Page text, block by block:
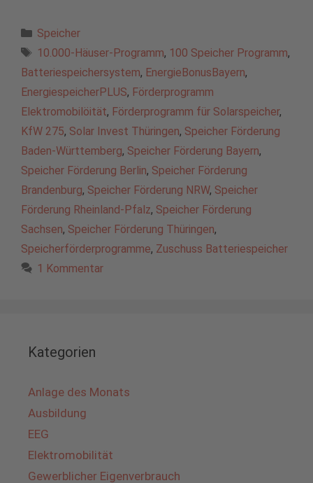
Kategorien
Speicher
Schlagwörter
10.000-Häuser-Programm, 100 Speicher Programm,
Batteriespeichersystem, EnergieBonusBayern,
EnergiespeicherPLUS, Förderprogramm
Elektromobilöität, Förderprogramm für Solarspeicher,
KfW 275, Solar Invest Thüringen, Speicher Förderung
Baden-Württemberg, Speicher Förderung Bayern,
Speicher Förderung Berlin, Speicher Förderung
Brandenburg, Speicher Förderung NRW, Speicher
Förderung Rheinland-Pfalz, Speicher Förderung
Sachsen, Speicher Förderung Thüringen,
Speicherförderprogramme, Zuschuss Batteriespeicher
1 Kommentar
Kategorien
Anlage des Monats
Ausbildung
EEG
Elektromobilität
Gewerblicher Eigenverbrauch